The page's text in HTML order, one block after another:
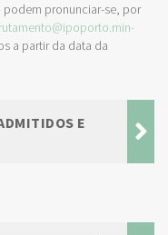
pronunciar-se, por
a partir da data da
E